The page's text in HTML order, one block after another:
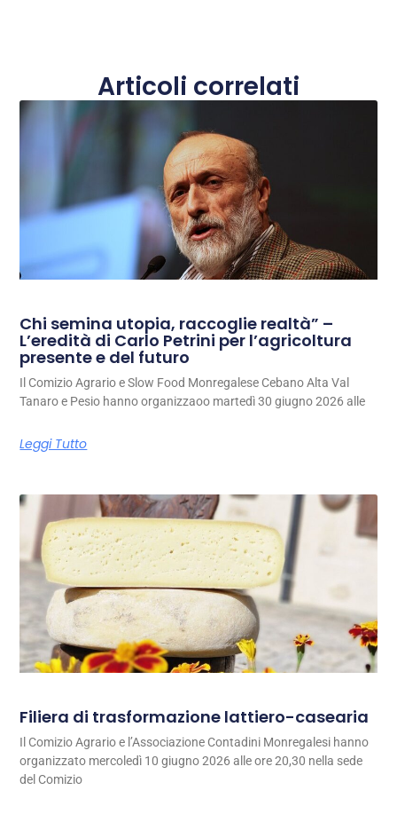
Articoli correlati
Chi semina utopia, raccoglie realtà” –
L’eredità di Carlo Petrini per l’agricoltura
presente e del futuro
Il Comizio Agrario e Slow Food Monregalese Cebano Alta Val
Tanaro e Pesio hanno organizzaoo martedì 30 giugno 2026 alle
Leggi Tutto
Filiera di trasformazione lattiero-casearia
Il Comizio Agrario e l’Associazione Contadini Monregalesi hanno
organizzato mercoledì 10 giugno 2026 alle ore 20,30 nella sede
del Comizio